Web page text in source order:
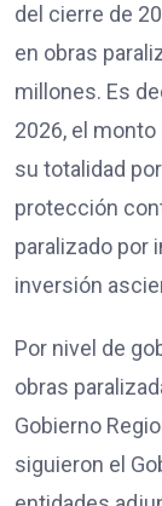
del cierre de
en obras
millones. Es
2026, el
su totalidad
protección
paralizado por
inversión
Por nivel de
obras
Gobierno
siguieron el